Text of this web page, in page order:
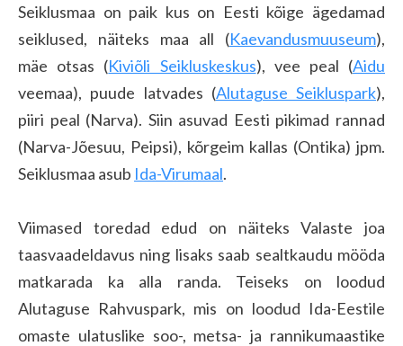
Seiklusmaa on paik kus on Eesti kõige ägedamad
seiklused, näiteks maa all (Kaevandusmuuseum),
mäe otsas (Kiviõli Seikluskeskus), vee peal (Aidu
veemaa), puude latvades (Alutaguse Seikluspark),
piiri peal (Narva). Siin asuvad Eesti pikimad rannad
(Narva-Jõesuu, Peipsi), kõrgeim kallas (Ontika) jpm.
Seiklusmaa asub Ida-Virumaal.
Viimased toredad edud on näiteks Valaste joa
taasvaadeldavus ning lisaks saab sealtkaudu mööda
matkarada ka alla randa. Teiseks on loodud
Alutaguse Rahvuspark, mis on loodud Ida-Eestile
omaste ulatuslike soo-, metsa- ja rannikumaastike